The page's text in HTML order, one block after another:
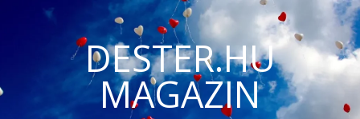
DESTER.HU
MAGAZIN